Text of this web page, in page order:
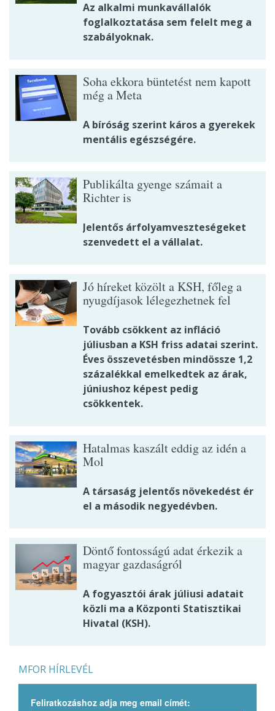
Az alkalmi munkavállalók
foglalkoztatása sem felelt meg a
szabályoknak.
Soha ekkora büntetést nem kapott
még a Meta
A bíróság szerint káros a gyerekek
mentális egészségére.
Publikálta gyenge számait a
Richter is
Jelentős árfolyamveszteségeket
szenvedett el a vállalat.
Jó híreket közölt a KSH, főleg a
nyugdíjasok lélegezhetnek fel
Tovább csökkent az infláció
júliusban a KSH friss adatai szerint.
Éves összevetésben mindössze 1,2
százalékkal emelkedtek az árak,
júniushoz képest pedig
csökkentek.
Hatalmas kaszált eddig az idén a
Mol
A társaság jelentős növekedést ér
el a második negyedévben.
Döntő fontosságú adat érkezik a
magyar gazdaságról
A fogyasztói árak júliusi adatait
közli ma a Központi Statisztikai
Hivatal (KSH).
MFOR HÍRLEVÉL
Feliratkozáshoz adja meg email címét: